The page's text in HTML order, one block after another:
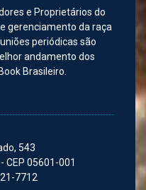
e Proprietários do
gerenciamento da raça
periódicas são
andamento dos
Brasileiro.
543
CEP 05601-001
7712